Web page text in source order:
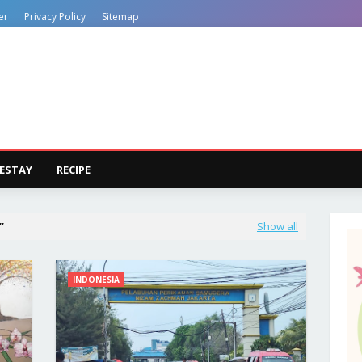
Privacy Policy Sitemap
RECIPE
Show all
INDONESIA